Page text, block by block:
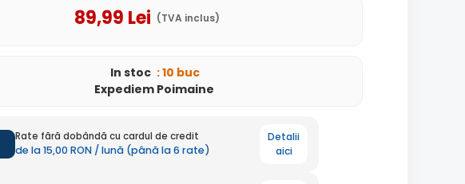
89,99 Lei (TVA inclus)
In stoc : 10 buc
Expediem Poimaine
Rate fără dobândă cu cardul de credit
de la 15,00 RON / lună (până la 6 rate)
Detalii
aici